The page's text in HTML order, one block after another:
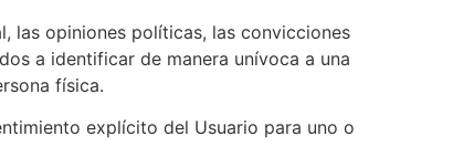
las opiniones políticas, las convicciones
a identificar de manera unívoca a una
física.
explícito del Usuario para uno o